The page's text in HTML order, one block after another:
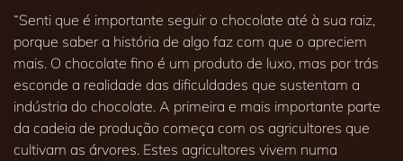
“Senti que é importante seguir o chocolate até à sua raiz,
porque saber a história de algo faz com que o apreciem
mais. O chocolate fino é um produto de luxo, mas por trás
esconde a realidade das dificuldades que sustentam a
indústria do chocolate. A primeira e mais importante parte
da cadeia de produção começa com os agricultores que
cultivam as árvores. Estes agricultores vivem numa